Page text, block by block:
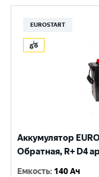
EUROSTART
Аккумулятор
Обратная, R+ D4
Емкость: 140 Ач